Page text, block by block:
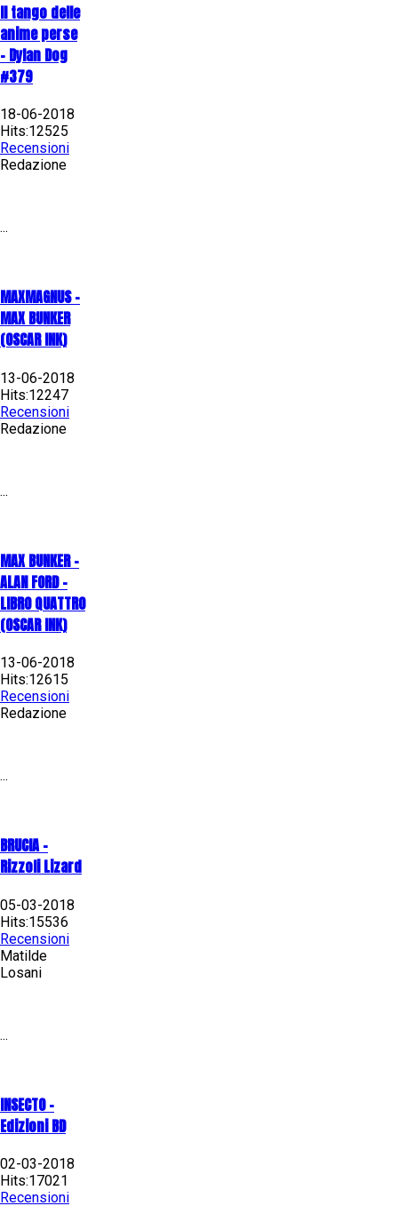
Il tango delle
anime perse
- Dylan Dog
#379
18-06-2018
Hits:12525
Recensioni
Redazione
...
MAXMAGNUS –
MAX BUNKER
(OSCAR INK)
13-06-2018
Hits:12247
Recensioni
Redazione
...
MAX BUNKER –
ALAN FORD –
LIBRO QUATTRO
(OSCAR INK)
13-06-2018
Hits:12615
Recensioni
Redazione
...
BRUCIA -
Rizzoli Lizard
05-03-2018
Hits:15536
Recensioni
Matilde
Losani
...
INSECTO -
Edizioni BD
02-03-2018
Hits:17021
Recensioni